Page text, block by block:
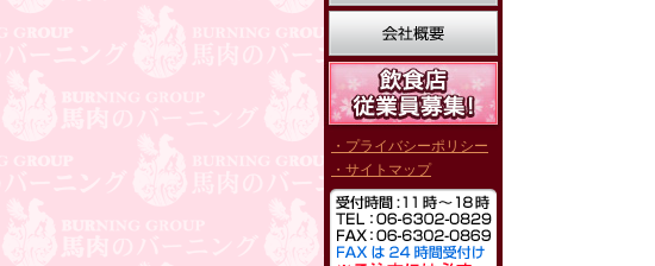
・プライバシーポリシー
・サイトマップ